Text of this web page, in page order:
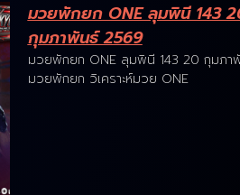
มวยพักยก ONE ลุมพินี 143
กุมภาพันธ์ 2569
มวยพักยก ONE ลุมพินี 143 20 กุมภา
มวยพักยก วิเคราะห์มวย ONE